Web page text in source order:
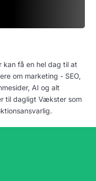
kan få en hel dag til at
om marketing - SEO,
AI og alt
til dagligt Vækster som